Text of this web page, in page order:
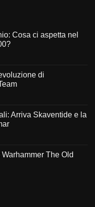
Cosa ci aspetta nel
di
Arriva Skaventide e la
The Old